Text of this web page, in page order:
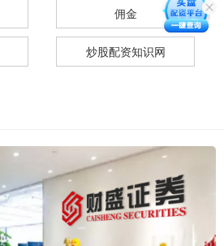
佣金
炒股配资知识网